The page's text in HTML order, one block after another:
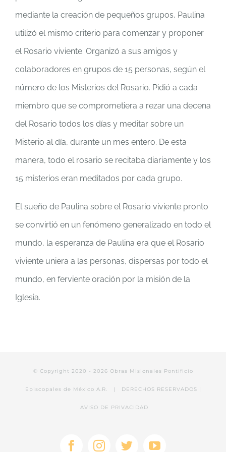
mediante la creación de pequeños grupos, Paulina
utilizó el mismo criterio para comenzar y proponer
el Rosario viviente. Organizó a sus amigos y
colaboradores en grupos de 15 personas, según el
número de los Misterios del Rosario. Pidió a cada
miembro que se comprometiera a rezar una decena
del Rosario todos los días y meditar sobre un
Misterio al día, durante un mes entero. De esta
manera, todo el rosario se recitaba diariamente y los
15 misterios eran meditados por cada grupo.
El sueño de Paulina sobre el Rosario viviente pronto
se convirtió en un fenómeno generalizado en todo el
mundo, la esperanza de Paulina era que el Rosario
viviente uniera a las personas, dispersas por todo el
mundo, en ferviente oración por la misión de la
Iglesia.
© Copyright 2020 - 2026 Obras Misionales Pontificio
Episcopales de México A.R. | DERECHOS RESERVADOS |
AVISO DE PRIVACIDAD